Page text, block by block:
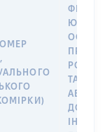
ПРАВО
ТАКИМ
АБО
ДО